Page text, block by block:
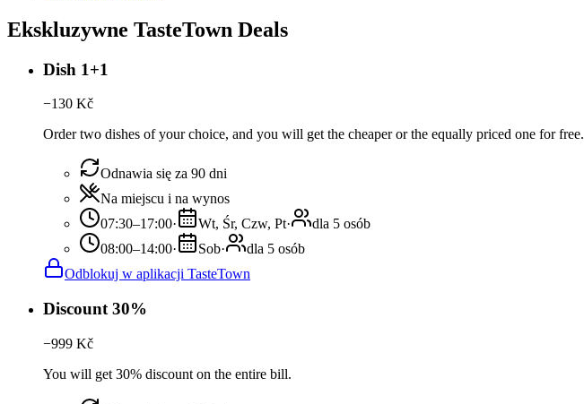
Ekskluzywne TasteTown Deals
Dish 1+1
−130 Kč
Order two dishes of your choice, and you will get the cheaper or the equally priced one for free.
Odnawia się za 90 dni
Na miejscu i na wynos
07:30–17:00· Wt, Śr, Czw, Pt·
dla 5 osób
08:00–14:00· Sob·
dla 5 osób
Odblokuj w aplikacji TasteTown
Discount 30%
−999 Kč
You will get 30% discount on the entire bill.